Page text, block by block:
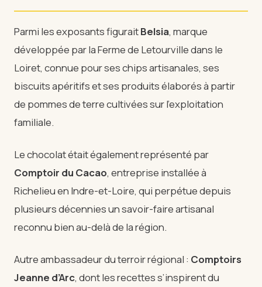
Parmi les exposants figuraitBelsia, marque
développée par la Ferme de Letourville dans le
Loiret, connue pour ses chips artisanales, ses
biscuits apéritifs et ses produits élaborés à partir
de pommes de terre cultivées sur l’exploitation
familiale.
Le chocolat était également représenté par
Comptoir du Cacao, entreprise installée à
Richelieu en Indre-et-Loire, qui perpétue depuis
plusieurs décennies un savoir-faire artisanal
reconnu bien au-delà de la région.
Autre ambassadeur du terroir régional : Comptoirs
Jeanne d’Arc, dont les recettes s’inspirent du